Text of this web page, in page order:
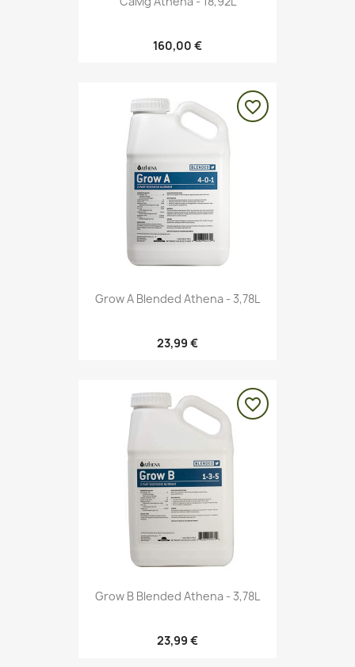
160,00 €
Grow A Blended Athena - 3,78L
23,99 €
favorite_border
Grow B Blended Athena - 3,78L
23,99 €
favorite_border